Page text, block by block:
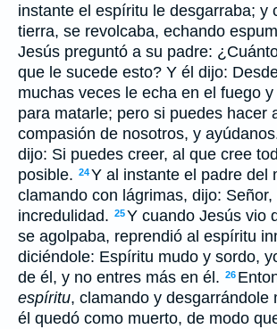
instante el espíritu le desgarraba; y
tierra, se revolcaba, echando
Jesús preguntó a su padre:
que le sucede esto? Y él dijo:
muchas veces le echa en el fuego
para matarle; pero si puedes hacer
compasión de nosotros, y
dijo: Si puedes creer, al que cree
posible. 24Y al instante el padre del
clamando con lágrimas, dijo:
incredulidad. 25Y cuando Jesús vio
se agolpaba, reprendió al espíritu
diciéndole: Espíritu mudo y sordo,
de él, y no entres más en él. 26
espíritu, clamando y desgarrándole
él quedó como muerto, de modo